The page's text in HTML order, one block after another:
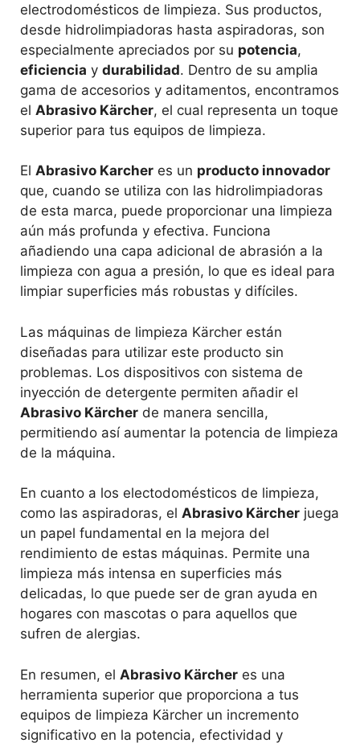
electrodomésticos de limpieza. Sus productos,
desde hidrolimpiadoras hasta aspiradoras, son
especialmente apreciados por su potencia,
eficiencia y durabilidad. Dentro de su amplia
gama de accesorios y aditamentos, encontramos
el Abrasivo Kärcher, el cual representa un toque
superior para tus equipos de limpieza.
El Abrasivo Karcher es un producto innovador
que, cuando se utiliza con las hidrolimpiadoras
de esta marca, puede proporcionar una limpieza
aún más profunda y efectiva. Funciona
añadiendo una capa adicional de abrasión a la
limpieza con agua a presión, lo que es ideal para
limpiar superficies más robustas y difíciles.
Las máquinas de limpieza Kärcher están
diseñadas para utilizar este producto sin
problemas. Los dispositivos con sistema de
inyección de detergente permiten añadir el
Abrasivo Kärcher de manera sencilla,
permitiendo así aumentar la potencia de limpieza
de la máquina.
En cuanto a los electodomésticos de limpieza,
como las aspiradoras, el Abrasivo Kärcher juega
un papel fundamental en la mejora del
rendimiento de estas máquinas. Permite una
limpieza más intensa en superficies más
delicadas, lo que puede ser de gran ayuda en
hogares con mascotas o para aquellos que
sufren de alergias.
En resumen, el Abrasivo Kärcher es una
herramienta superior que proporciona a tus
equipos de limpieza Kärcher un incremento
significativo en la potencia, efectividad y